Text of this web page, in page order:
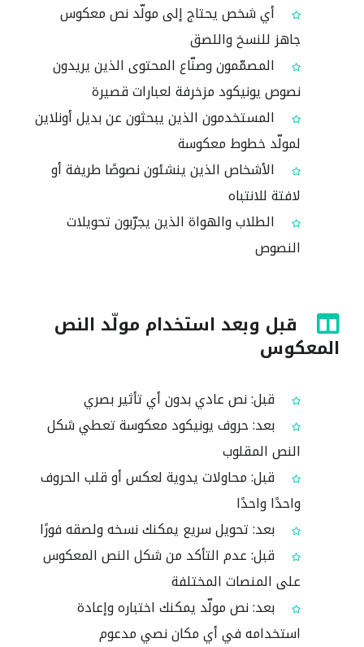
أي شخص يحتاج إلى مولّد نص معكوس
جاهز للنسخ واللصق
المصمّمون وصنّاع المحتوى الذين يريدون
نصوص يونيكود مزخرفة لعبارات قصيرة
المستخدمون الذين يبحثون عن بديل أونلاين
لمولّد خطوط معكوسة
الأشخاص الذين ينشئون نصوصًا طريفة أو
لافتة للانتباه
الطلاب والهواة الذين يجرّبون تحويلات
النصوص
قبل وبعد استخدام مولّد النص
المعكوس
قبل: نص عادي بدون أي تأثير بصري
بعد: حروف يونيكود معكوسة تعطي شكل
النص المقلوب
قبل: محاولات يدوية لعكس أو قلب الحروف
واحدًا واحدًا
بعد: تحويل سريع يمكنك نسخه ولصقه فورًا
قبل: عدم التأكد من شكل النص المعكوس
على المنصات المختلفة
بعد: نص مولّد يمكنك اختباره وإعادة
استخدامه في أي مكان نصي مدعوم